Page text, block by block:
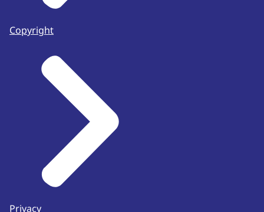
Copyright
Privacy